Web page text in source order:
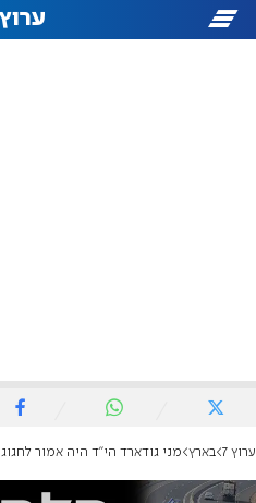
ערוץ 7 בארץ מני גודארד הי"ד היה אמור לחגוג 75: "אין לנו קבר לבקר"